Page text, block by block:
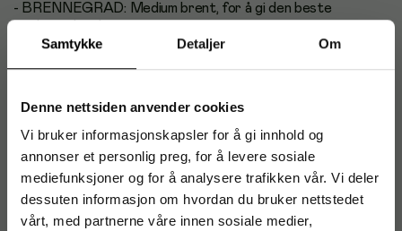
Samtykke Detaljer Om
Denne nettsiden anvender cookies
Vi bruker informasjonskapsler for å gi innhold og
annonser et personlig preg, for å levere sosiale
mediefunksjoner og for å analysere trafikken vår. Vi deler
dessuten informasjon om hvordan du bruker nettstedet
vårt, med partnerne våre innen sosiale medier,
- BRENNEGRAD: Medium brent, for å gi den beste
- BRUKSOMRÅDE: Hele bønner som kvernes til ønsket
malingsgrad og bruk deretter
- OPPBEVARING: Oppbevares tørt og kjølig. Etter åpning
oppbevares kaffen i lufttett pose/boks, som holder kaffen
fersk lenger